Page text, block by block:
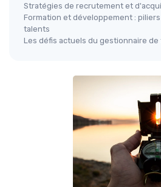
Stratégies de recrutement et
Formation et développement :
talents
Les défis actuels du gestionnaire de